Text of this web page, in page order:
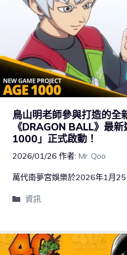
鳥山明老師參與打造的全
《DRAGON BALL》最
1000」正式啟動！
2026/01/26 作者: Mr. Qoo
萬代南夢宮娛樂於2026年1月
資訊